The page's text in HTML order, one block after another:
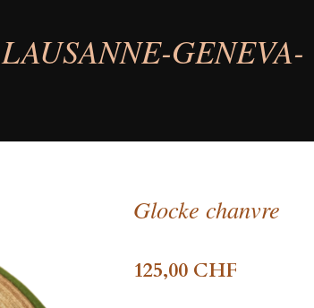
LAUSANNE-GENEVA-
Glocke chanvre
125,00 CHF